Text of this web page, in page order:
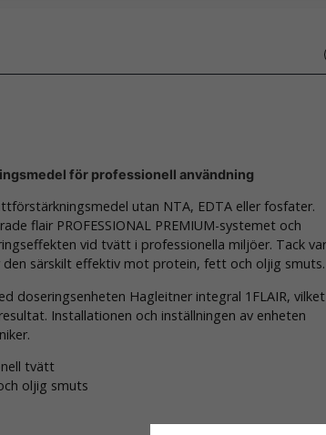
för professionell användning
utan NTA, EDTA eller fosfater.
flair PROFESSIONAL PREMIUM-systemet och
vid tvätt i professionella miljöer. Tack
särskilt effektiv mot protein, fett och oljig smuts.
doseringsenheten Hagleitner integral 1FLAIR, vilket
Installationen och inställningen av enheten
tvätt
oljig smuts